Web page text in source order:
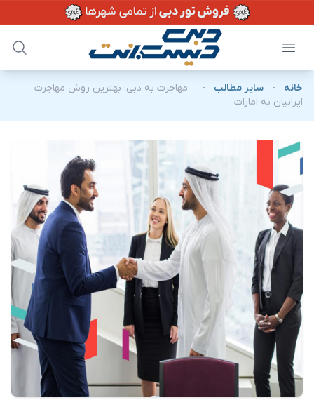
خانه - سایر مطالب -
مهاجرت به دبی: بهترین روش مهاجرت
ایرانیان به امارات